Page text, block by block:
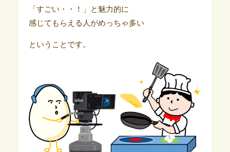
「すごい・・！」と魅力的に
感じてもらえる人がめっちゃ多い
ということです。